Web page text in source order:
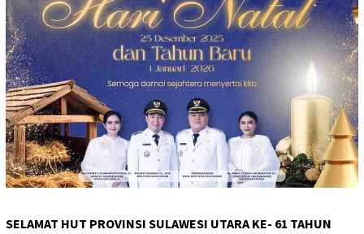
SELAMAT HUT PROVINSI SULAWESI UTARA KE- 61 TAHUN